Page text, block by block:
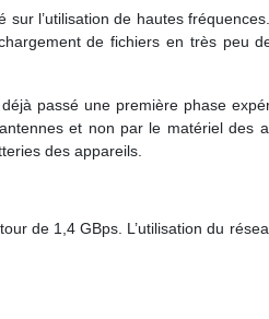
l’utilisation de hautes
de fichiers en très peu
passé une première phase
et non par le matériel des
des appareils.
de 1,4 GBps. L’utilisation du